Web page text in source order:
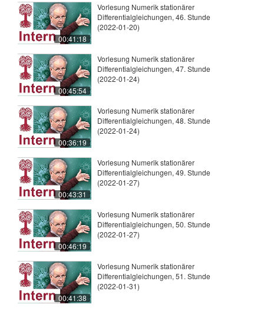
00:41:18
Vorlesung Numerik stationärer
Differentialgleichungen, 46. Stunde
(2022-01-20)
00:45:54
Vorlesung Numerik stationärer
Differentialgleichungen, 47. Stunde
(2022-01-24)
00:36:19
Vorlesung Numerik stationärer
Differentialgleichungen, 48. Stunde
(2022-01-24)
00:43:31
Vorlesung Numerik stationärer
Differentialgleichungen, 49. Stunde
(2022-01-27)
00:46:19
Vorlesung Numerik stationärer
Differentialgleichungen, 50. Stunde
(2022-01-27)
00:41:38
Vorlesung Numerik stationärer
Differentialgleichungen, 51. Stunde
(2022-01-31)